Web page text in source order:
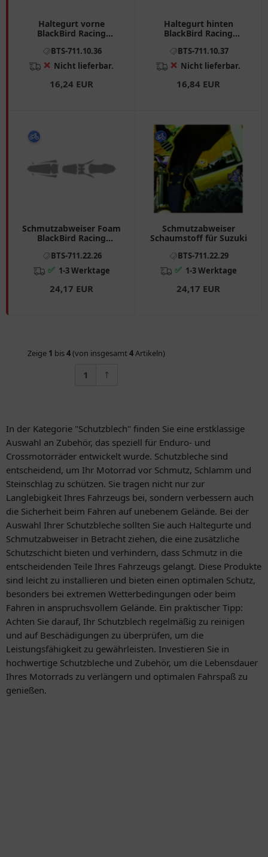
Haltegurt vorne
BlackBird Racing
CR, XR, Kawasaki KX,
KLX, KD
BTS-711.10.36
❌ Nicht lieferbar.
16,24 EUR
Haltegurt hinten
BlackBird Racing
CR, XR, Kawasaki KX,
KLX, KD
BTS-711.10.37
❌ Nicht lieferbar.
16,84 EUR
Schmutzabweiser Foam
BlackBird Racing
BTS-711.22.26
✅ 1-3 Werktage
24,17 EUR
Schmutzabweiser
Schaumstoff für Suzuki
BTS-711.22.29
✅ 1-3 Werktage
24,17 EUR
Zeige 1 bis4(von insgesamt 4Artikeln)
1
In der Kategorie "Schutzblech" finden Sie eine erstklassige
Auswahl an Zubehör, das speziell für Enduro- und
Crossmotorräder entwickelt wurde. Schutzbleche sind
entscheidend, um Ihr Motorrad vor Schmutz, Schlamm und
Steinschlag zu schützen. Sie tragen nicht nur zur
Langlebigkeit Ihres Fahrzeugs bei, sondern verbessern auch
die Sicherheit beim Fahren auf unebenem Gelände. Bei der
Auswahl Ihrer Schutzbleche sollten Sie auch Haltegurte und
Schmutzabweiser in Betracht ziehen, die eine zusätzliche
Schutzschicht bieten und verhindern, dass Schmutz in die
entscheidenden Teile Ihres Fahrzeugs gelangt. Diese Produkte
sind leicht zu installieren und bieten einen optimalen Schutz,
besonders bei extremen Wetterbedingungen oder beim
Fahren in anspruchsvollem Gelände. Ein praktischer Tipp:
Achten Sie darauf, Ihr Schutzblech regelmäßig zu reinigen
und auf Beschädigungen zu überprüfen, um die
Leistungsfähigkeit zu gewährleisten. Investieren Sie in
hochwertige Schutzbleche und Zubehör, um die Lebensdauer
Ihres Motorrads zu verlängern und optimalen Fahrspaß zu
genießen.